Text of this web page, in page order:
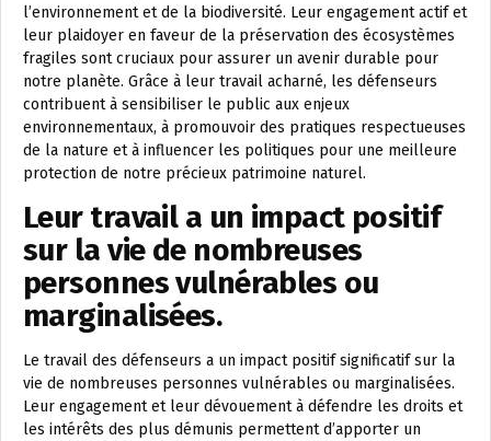
l’environnement et de la biodiversité. Leur engagement actif et
leur plaidoyer en faveur de la préservation des écosystèmes
fragiles sont cruciaux pour assurer un avenir durable pour
notre planète. Grâce à leur travail acharné, les défenseurs
contribuent à sensibiliser le public aux enjeux
environnementaux, à promouvoir des pratiques respectueuses
de la nature et à influencer les politiques pour une meilleure
protection de notre précieux patrimoine naturel.
Leur travail a un impact positif
sur la vie de nombreuses
personnes vulnérables ou
marginalisées.
Le travail des défenseurs a un impact positif significatif sur la
vie de nombreuses personnes vulnérables ou marginalisées.
Leur engagement et leur dévouement à défendre les droits et
les intérêts des plus démunis permettent d’apporter un